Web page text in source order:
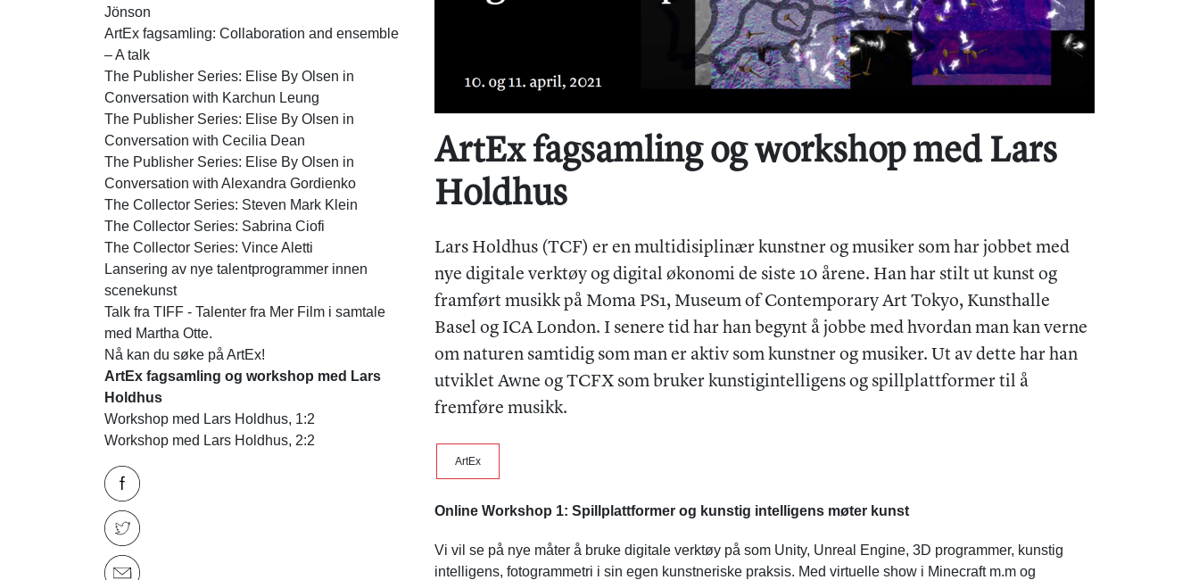
PopUp
ArtEx fagsamling og workshop med Lars
Holdhus
Lars Holdhus (TCF) er en multidisiplinær kunstner og musiker som har jobbet med
nye digitale verktøy og digital økonomi de siste 10 årene. Han har stilt ut kunst og
framført musikk på Moma PS1, Museum of Contemporary Art Tokyo, Kunsthalle
Basel og ICA London. I senere tid har han begynt å jobbe med hvordan man kan verne
om naturen samtidig som man er aktiv som kunstner og musiker. Ut av dette har han
utviklet Awne og TCFX som bruker kunstigintelligens og spillplattformer til å
fremføre musikk.
ArtEx
Online Workshop 1: Spillplattformer og kunstig intelligens møter kunst
Vi vil se på nye måter å bruke digitale verktøy på som Unity, Unreal Engine, 3D programmer, kunstig
intelligens, fotogrammetri i sin egen kunstneriske praksis. Med virtuelle show i Minecraft m.m og
Jönson
ArtEx fagsamling: Collaboration and ensemble
– A talk
The Publisher Series: Elise By Olsen in
Conversation with Karchun Leung
The Publisher Series: Elise By Olsen in
Conversation with Cecilia Dean
The Publisher Series: Elise By Olsen in
Conversation with Alexandra Gordienko
The Collector Series: Steven Mark Klein
The Collector Series: Sabrina Ciofi
The Collector Series: Vince Aletti
Lansering av nye talentprogrammer innen
scenekunst
Talk fra TIFF - Talenter fra Mer Film i samtale
med Martha Otte.
Nå kan du søke på ArtEx!
ArtEx fagsamling og workshop med Lars
Holdhus
Workshop med Lars Holdhus, 1:2
Workshop med Lars Holdhus, 2:2